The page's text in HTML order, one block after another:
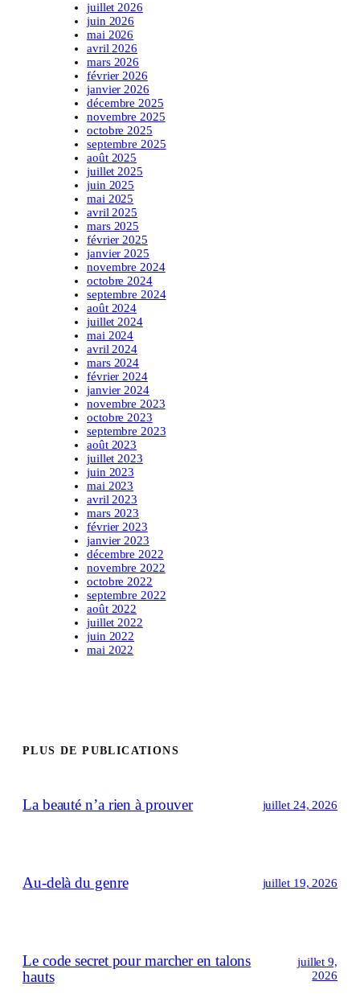
juillet 2026
juin 2026
mai 2026
avril 2026
mars 2026
février 2026
janvier 2026
décembre 2025
novembre 2025
octobre 2025
septembre 2025
août 2025
juillet 2025
juin 2025
mai 2025
avril 2025
mars 2025
février 2025
janvier 2025
novembre 2024
octobre 2024
septembre 2024
août 2024
juillet 2024
mai 2024
avril 2024
mars 2024
février 2024
janvier 2024
novembre 2023
octobre 2023
septembre 2023
août 2023
juillet 2023
juin 2023
mai 2023
avril 2023
mars 2023
février 2023
janvier 2023
décembre 2022
novembre 2022
octobre 2022
septembre 2022
août 2022
juillet 2022
juin 2022
mai 2022
PLUS DE PUBLICATIONS
La beauté n’a rien à prouver juillet 24, 2026
Au-delà du genre juillet 19, 2026
Le code secret pour marcher en talons
hauts
juillet 9,
2026